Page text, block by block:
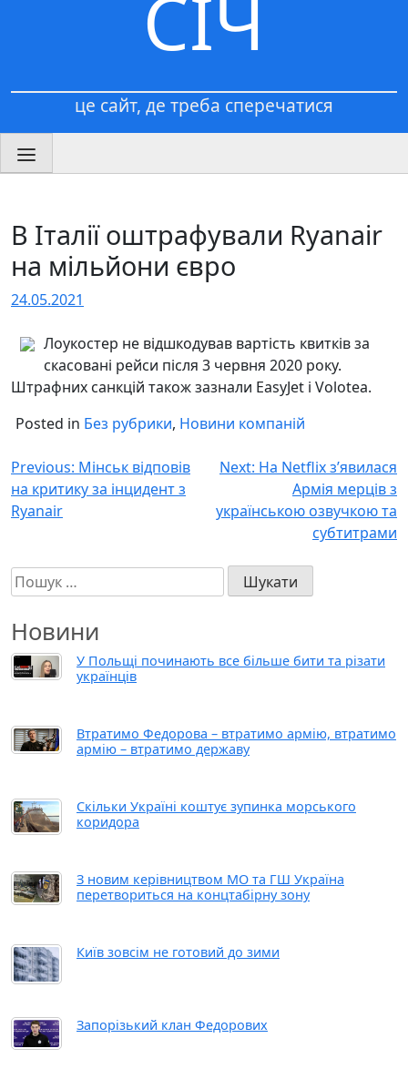
СІЧ
це сайт, де треба сперечатися
В Італії оштрафували Ryanair
на мільйони євро
24.05.2021
Лоукостер не відшкодував вартість квитків за
скасовані рейси після 3 червня 2020 року.
Штрафних санкцій також зазнали EasyJet і Volotea.
Posted in Без рубрики, Новини компаній
Навігація
записів
Previous: Мінськ відповів
на критику за інцидент з
Ryanair
Next: На Netflix з’явилася
Армія мерців з
українською озвучкою та
субтитрами
Пошук:
Новини
У Польщі починають все більше бити та різати
українців
Втратимо Федорова – втратимо армію, втратимо
армію – втратимо державу
Скільки Україні коштує зупинка морського
коридора
З новим керівництвом МО та ГШ Україна
перетвориться на концтабірну зону
Київ зовсім не готовий до зими
Запорізький клан Федорових